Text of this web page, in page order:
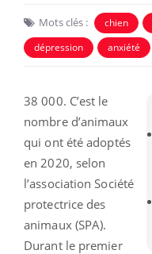
Mots clés : chien
dépression
anxiété
38 000. C’est le
nombre d’animaux
qui ont été adoptés
en 2020, selon
l’association Société
protectrice des
animaux (SPA).
Durant le premier